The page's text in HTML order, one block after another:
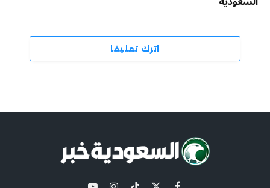
اترك تعليقاً